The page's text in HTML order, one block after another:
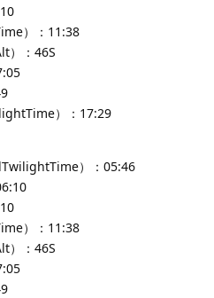
）：11:38
）：46S
）：17:29
）：05:46
）：11:38
）：46S